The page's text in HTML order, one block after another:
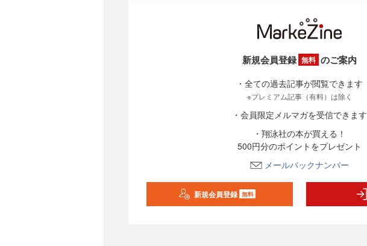
新規会員登録 無料 のご案内
・全ての過去記事が閲覧できます
※プレミアム記事（有料）は除く
・会員限定メルマガを受信できます
・翔泳社の本が買える！
500円分のポイントをプレゼント
メールバックナンバー
新規会員登録 無料